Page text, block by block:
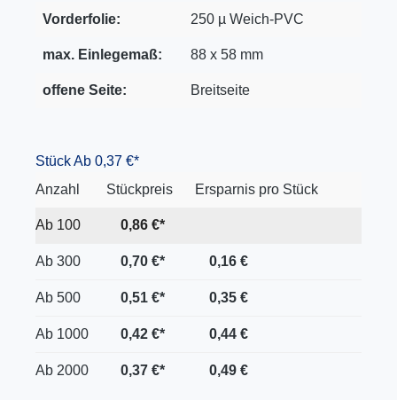
Vorderfolie: 250 µ Weich-PVC
max. Einlegemaß: 88 x 58 mm
offene Seite: Breitseite
StückAb 0,37 €*
Anzahl
Stückpreis Ersparnis pro Stück
Ab 100 0,86 €*
Ab 300 0,70 €* 0,16 €
Ab 500 0,51 €* 0,35 €
Ab 1000 0,42 €* 0,44 €
Ab 2000 0,37 €* 0,49 €